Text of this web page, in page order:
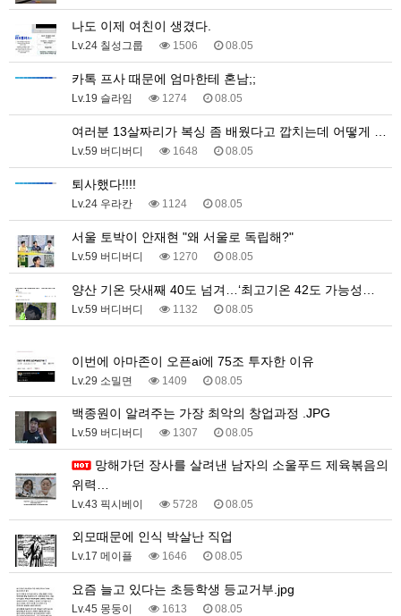
나도 이제 여친이 생겼다.
Lv.24 칠성그룹 1506 08.05
카톡 프사 때문에 엄마한테 혼남;;
Lv.19 슬라임 1274 08.05
여러분 13살짜리가 복싱 좀 배웠다고 깝치는데 어떻게 …
Lv.59 버디버디 1648 08.05
퇴사했다!!!!
Lv.24 우라칸 1124 08.05
서울 토박이 안재현 "왜 서울로 독립해?"
Lv.59 버디버디 1270 08.05
양산 기온 닷새째 40도 넘겨…‘최고기온 42도 가능성…
Lv.59 버디버디 1132 08.05
이번에 아마존이 오픈ai에 75조 투자한 이유
Lv.29 소밀면 1409 08.05
백종원이 알려주는 가장 최악의 창업과정 .JPG
Lv.59 버디버디 1307 08.05
위력…
Lv.43 픽시베이 5728 08.05
외모때문에 인식 박살난 직업
Lv.17 메이플 1646 08.05
요즘 늘고 있다는 초등학생 등교거부.jpg
Lv.45 몽둥이 1613 08.05